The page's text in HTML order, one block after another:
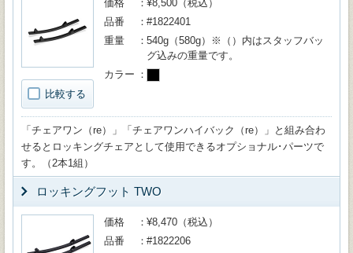
比較する
価格
¥8,500（税込）
品番
#1822401
重量
540g（580g）※（）内はスタッフバッ
グ込みの重量です。
カラー
「チェアワン（re）」「チェアワンハイバック（re）」と組み合わ
せるとロッキングチェアとして使用できるオプショナル･パーツで
す。（2本1組）
ロッキングフット TWO
価格
¥8,470（税込）
品番
#1822206